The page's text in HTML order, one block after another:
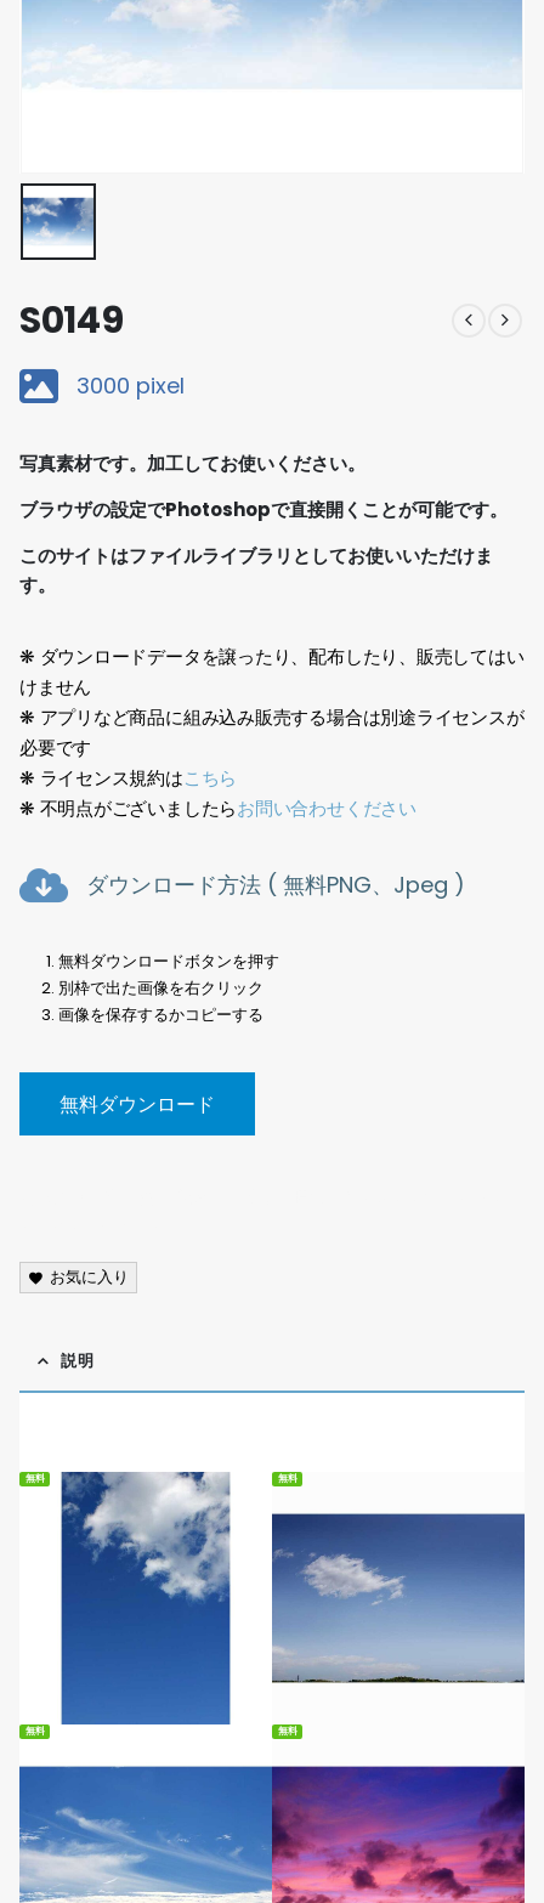
S0149
3000 pixel
写真素材です。加工してお使いください。
ブラウザの設定でPhotoshopで直接開くことが可能です。
このサイトはファイルライブラリとしてお使いいただけま
す。
❋ ダウンロードデータを譲ったり、配布したり、販売してはい
けません
❋ アプリなど商品に組み込み販売する場合は別途ライセンスが
必要です
❋ ライセンス規約はこちら
❋ 不明点がございましたらお問い合わせください
ダウンロード方法 ( 無料PNG、Jpeg )
無料ダウンロードボタンを押す
別枠で出た画像を右クリック
画像を保存するかコピーする
無料ダウンロード
お気に入り
説明
無料 無料
無料ダウンロード
無料 無料